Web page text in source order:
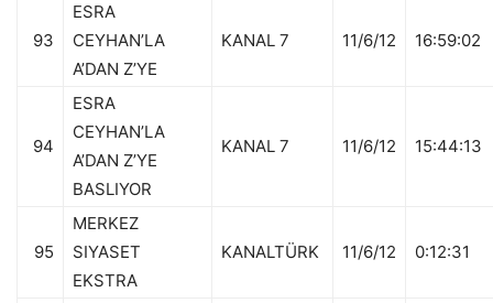
93
ESRA
CEYHAN’LA
A’DAN Z’YE
KANAL 7 11/6/12 16:59:02
94
ESRA
CEYHAN’LA
A’DAN Z’YE
BASLIYOR
KANAL 7 11/6/12 15:44:13
95
MERKEZ
SIYASET
EKSTRA
KANALTÜRK 11/6/12 0:12:31